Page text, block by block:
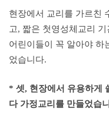
현장에서 교리를 가르친
고, 짧은 첫영성체교리 기
어린이들이 꼭 알아야 하
었습니다.
* 셋, 현장에서 유용하게
다 가정교리를 만들었습